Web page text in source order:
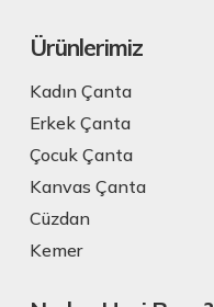
Ürünlerimiz
Kadın Çanta
Erkek Çanta
Çocuk Çanta
Kanvas Çanta
Cüzdan
Kemer